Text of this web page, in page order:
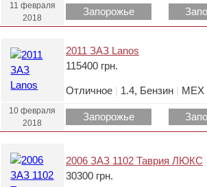
11 февраля
2018
Запорожье
2011 ЗАЗ Lanos
115400 грн.
Отличное 1.4, Бензин МЕХ
10 февраля
2018
Запорожье
2006 ЗАЗ 1102 Таврия ЛЮКС
30300 грн.